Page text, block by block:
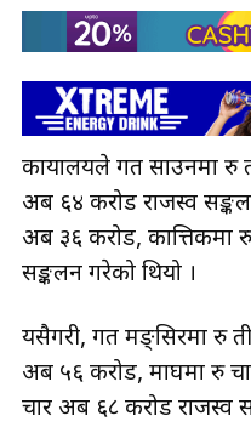
कार्यालयले गत साउनमा रु
अर्ब ६४ करोड राजस्व
अर्ब ३६ करोड, कात्तिकमा
सङ्कलन गरेको थियो ।
यसैगरी, गत मङ्सिरमा रु
अर्ब ५६ करोड, माघमा रु
चार अर्ब ६८ करोड